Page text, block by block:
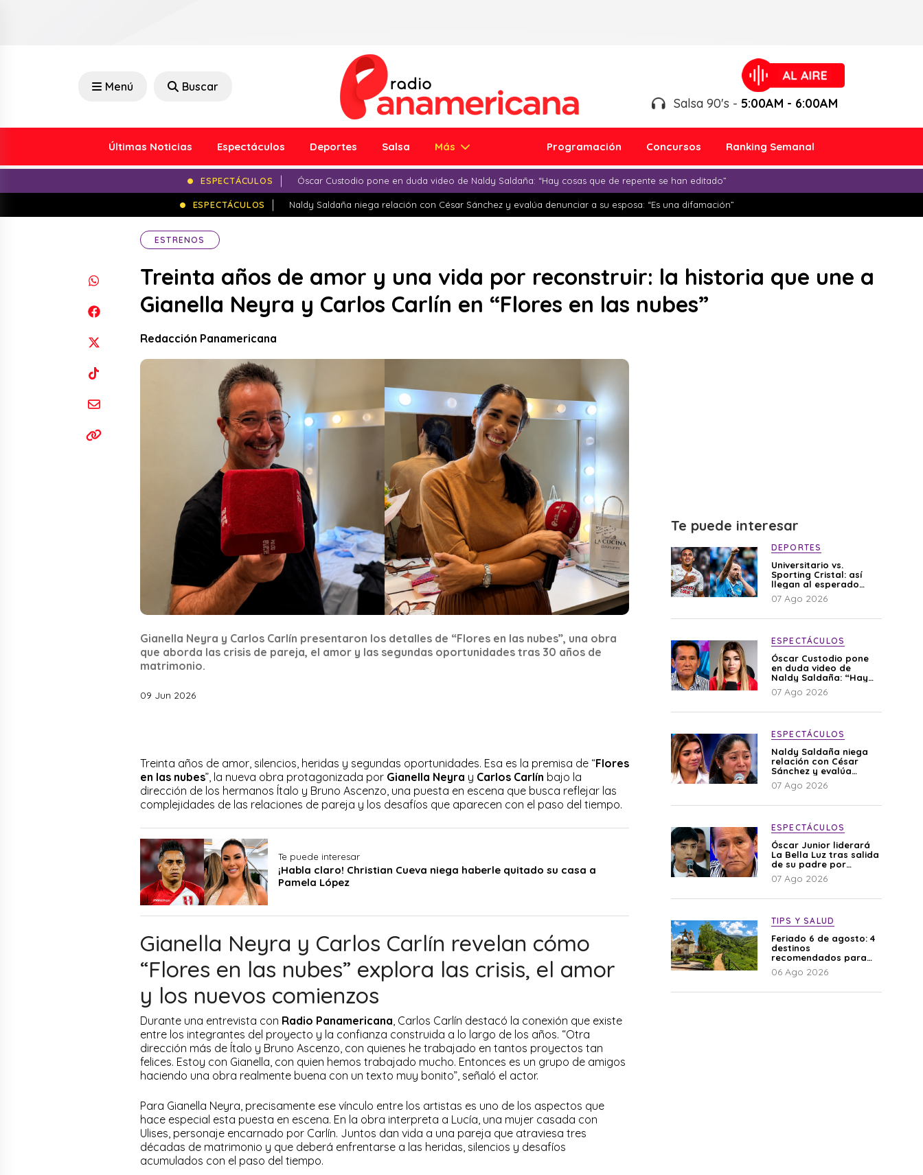
Menú Buscar
Salsa 90's - 5:00AM - 6:00AM
Últimas Noticias Espectáculos Deportes Salsa Más Programación Concursos Ranking Semanal
ESPECTÁCULOS Óscar Custodio pone en duda video de Naldy Saldaña: “Hay cosas que de repente se han editado”
ESPECTÁCULOS Naldy Saldaña niega relación con César Sánchez y evalúa denunciar a su esposa: “Es una difamación”
ESTRENOS
Treinta años de amor y una vida por reconstruir: la historia que une a
Gianella Neyra y Carlos Carlín en “Flores en las nubes”
Redacción Panamericana
Gianella Neyra y Carlos Carlín presentaron los detalles de “Flores en las nubes”, una obra
que aborda las crisis de pareja, el amor y las segundas oportunidades tras 30 años de
matrimonio.
09 Jun 2026
Treinta años de amor, silencios, heridas y segundas oportunidades. Esa es la premisa de “Flores
en las nubes”, la nueva obra protagonizada por Gianella Neyra y Carlos Carlín bajo la
dirección de los hermanos Ítalo y Bruno Ascenzo, una puesta en escena que busca reflejar las
complejidades de las relaciones de pareja y los desafíos que aparecen con el paso del tiempo.
Te puede interesar
¡Habla claro! Christian Cueva niega haberle quitado su casa a
Pamela López
Gianella Neyra y Carlos Carlín revelan cómo
“Flores en las nubes” explora las crisis, el amor
y los nuevos comienzos
Durante una entrevista con Radio Panamericana, Carlos Carlín destacó la conexión que existe
entre los integrantes del proyecto y la confianza construida a lo largo de los años. “Otra
dirección más de Ítalo y Bruno Ascenzo, con quienes he trabajado en tantos proyectos tan
felices. Estoy con Gianella, con quien hemos trabajado mucho. Entonces es un grupo de amigos
haciendo una obra realmente buena con un texto muy bonito”, señaló el actor.
Para Gianella Neyra, precisamente ese vínculo entre los artistas es uno de los aspectos que
hace especial esta puesta en escena. En la obra interpreta a Lucía, una mujer casada con
Ulises, personaje encarnado por Carlín. Juntos dan vida a una pareja que atraviesa tres
décadas de matrimonio y que deberá enfrentarse a las heridas, silencios y desafíos
acumulados con el paso del tiempo.
Te puede interesar
DEPORTES
Universitario vs.
Sporting Cristal: así
llegan al esperado
duelo
07 Ago 2026
ESPECTÁCULOS
Óscar Custodio pone
en duda video de
Naldy Saldaña: “Hay
cosas que de repente
se han editado”
07 Ago 2026
ESPECTÁCULOS
Naldy Saldaña niega
relación con César
Sánchez y evalúa
denunciar a su esposa:
“Es una difamación”
07 Ago 2026
ESPECTÁCULOS
Óscar Junior liderará
La Bella Luz tras salida
de su padre por
polémica con Naldy
Saldaña
07 Ago 2026
TIPS Y SALUD
Feriado 6 de agosto: 4
destinos
recomendados para
disfrutar el descanso
06 Ago 2026